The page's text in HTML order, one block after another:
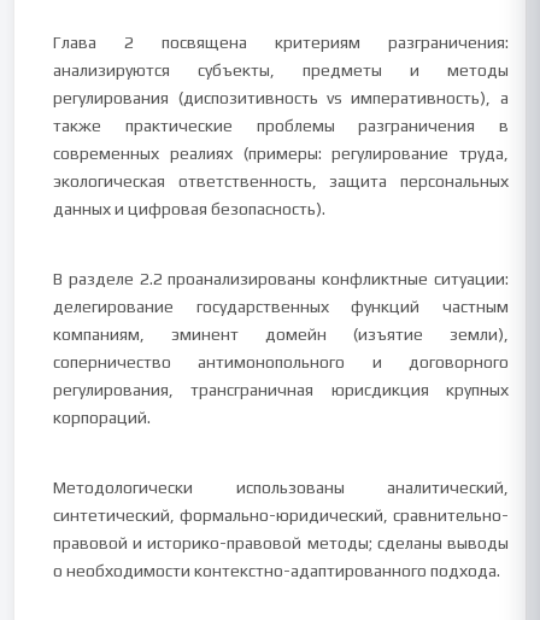
Глава 2 посвящена критериям разграничения:
анализируются субъекты, предметы и методы
регулирования (диспозитивность vs императивность), а
также практические проблемы разграничения в
современных реалиях (примеры: регулирование труда,
экологическая ответственность, защита персональных
данных и цифровая безопасность).
В разделе 2.2 проанализированы конфликтные ситуации:
делегирование государственных функций частным
компаниям, эминент домейн (изъятие земли),
соперничество антимонопольного и договорного
регулирования, трансграничная юрисдикция крупных
корпораций.
Методологически использованы аналитический,
синтетический, формально-юридический, сравнительно-
правовой и историко-правовой методы; сделаны выводы
о необходимости контекстно-адаптированного подхода.